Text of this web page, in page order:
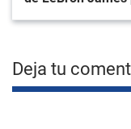
Deja tu